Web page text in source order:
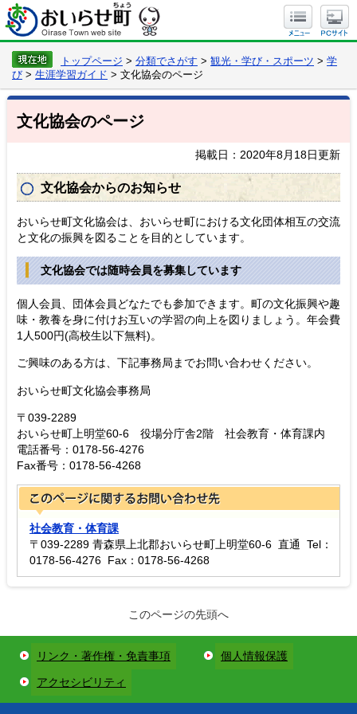
トップページ > 分類でさがす > 観光・学び・スポーツ > 学
び > 生涯学習ガイド > 文化協会のページ
文化協会のページ
掲載日：2020年8月18日更新
文化協会からのお知らせ
おいらせ町文化協会は、おいらせ町における文化団体相互の交流
と文化の振興を図ることを目的としています。
文化協会では随時会員を募集しています
個人会員、団体会員どなたでも参加できます。町の文化振興や趣
味・教養を身に付けお互いの学習の向上を図りましょう。年会費
1人500円(高校生以下無料)。
ご興味のある方は、下記事務局までお問い合わせください。
おいらせ町文化協会事務局
〒039-2289
おいらせ町上明堂60-6 役場分庁舎2階 社会教育・体育課内
電話番号：0178-56-4276
Fax番号：0178-56-4268
社会教育・体育課
〒039-2289 青森県上北郡おいらせ町上明堂60-6 直通 Tel：
0178-56-4276 Fax：0178-56-4268
このページの先頭へ
リンク・著作権・免責事項 個人情報保護
アクセシビリティ